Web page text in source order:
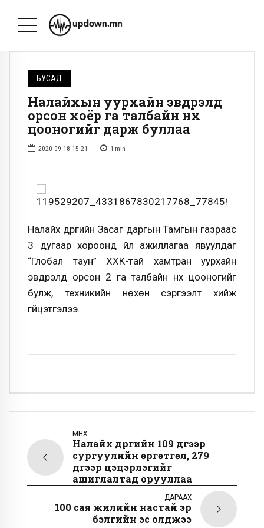
БУСАД
Налайхын уурхайн эвдрэлд
орсон хоёр га талбайн нүх
цооногийг дарж буллаа
2020-09-18 15:21 1 min
Налайх дүүргийн Засаг даргын Тамгын газраас
3 дугаар хороонд үйл ажиллагаа явуулдаг
“Глобал таун” ХХК-тай хамтран уурхайн
эвдрэлд орсон 2 га талбайн нүх цооногийг
булж, техникийн нөхөн сэргээлт хийж
гүйцэтгэлээ.
ӨМНӨХ
Налайх дүүргийн 109 дүгээр
сургуулийн өргөтгөл, 279
дүгээр цэцэрлэгийг
ашиглалтад орууллаа
ДАРААХ
100 сая жилийн настай эр
бэлгийн эс олджээ